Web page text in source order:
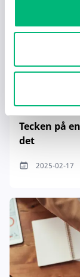
Tecken på
det
2025-02-17